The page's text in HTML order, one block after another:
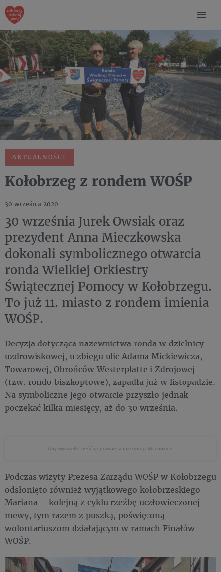
AKTUALNOŚCI
Kołobrzeg z rondem WOŚP
30 września 2020
30 września Jurek Owsiak oraz
prezydent Anna Mieczkowska
dokonali symbolicznego otwarcia
ronda Wielkiej Orkiestry
Świątecznej Pomocy w Kołobrzegu.
To już 11. miasto z rondem imienia
WOŚP.
Decyzja dotycząca nazewnictwa ronda w dzielnicy
uzdrowiskowej, u zbiegu ulic Adama Mickiewicza,
Towarowej, Obrońców Westerplatte i Zdrojowej
(tzw. rondo biszkoptowe), zapadła już w listopadzie.
Na symboliczne jego otwarcie przyszło jednak
poczekać kilka miesięcy, aż do 30 września.
Aby wyświetlić treść poprawnie zaakceptuj pliki cookies.
Podczas wizyty Prezesa Zarządu WOŚP w Kołobrzegu
odsłonięto również wyjątkowego kołobrzeskiego
Mariana – kolejną z cyklu rzeźbę uczłowieczonej
mewy, tym razem z puszką, poświęconą
wolontariuszom działającym w ramach Finałów
WOŚP.